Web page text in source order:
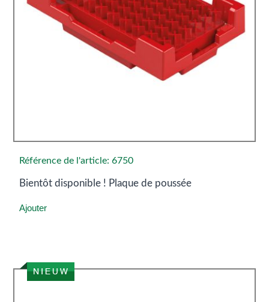
Référence de l'article: 6750
Bientôt disponible ! Plaque de poussée
Ajouter